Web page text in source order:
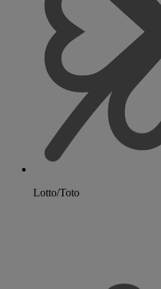
Lotto/Toto